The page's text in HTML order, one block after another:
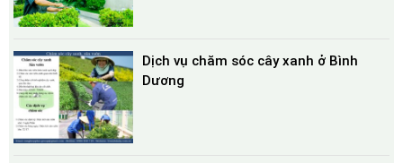
Dịch vụ chăm sóc cây xanh ở Bình
Dương